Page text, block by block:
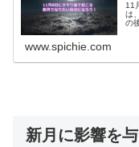
11
は
の
www.spichie.com
新月に影響を